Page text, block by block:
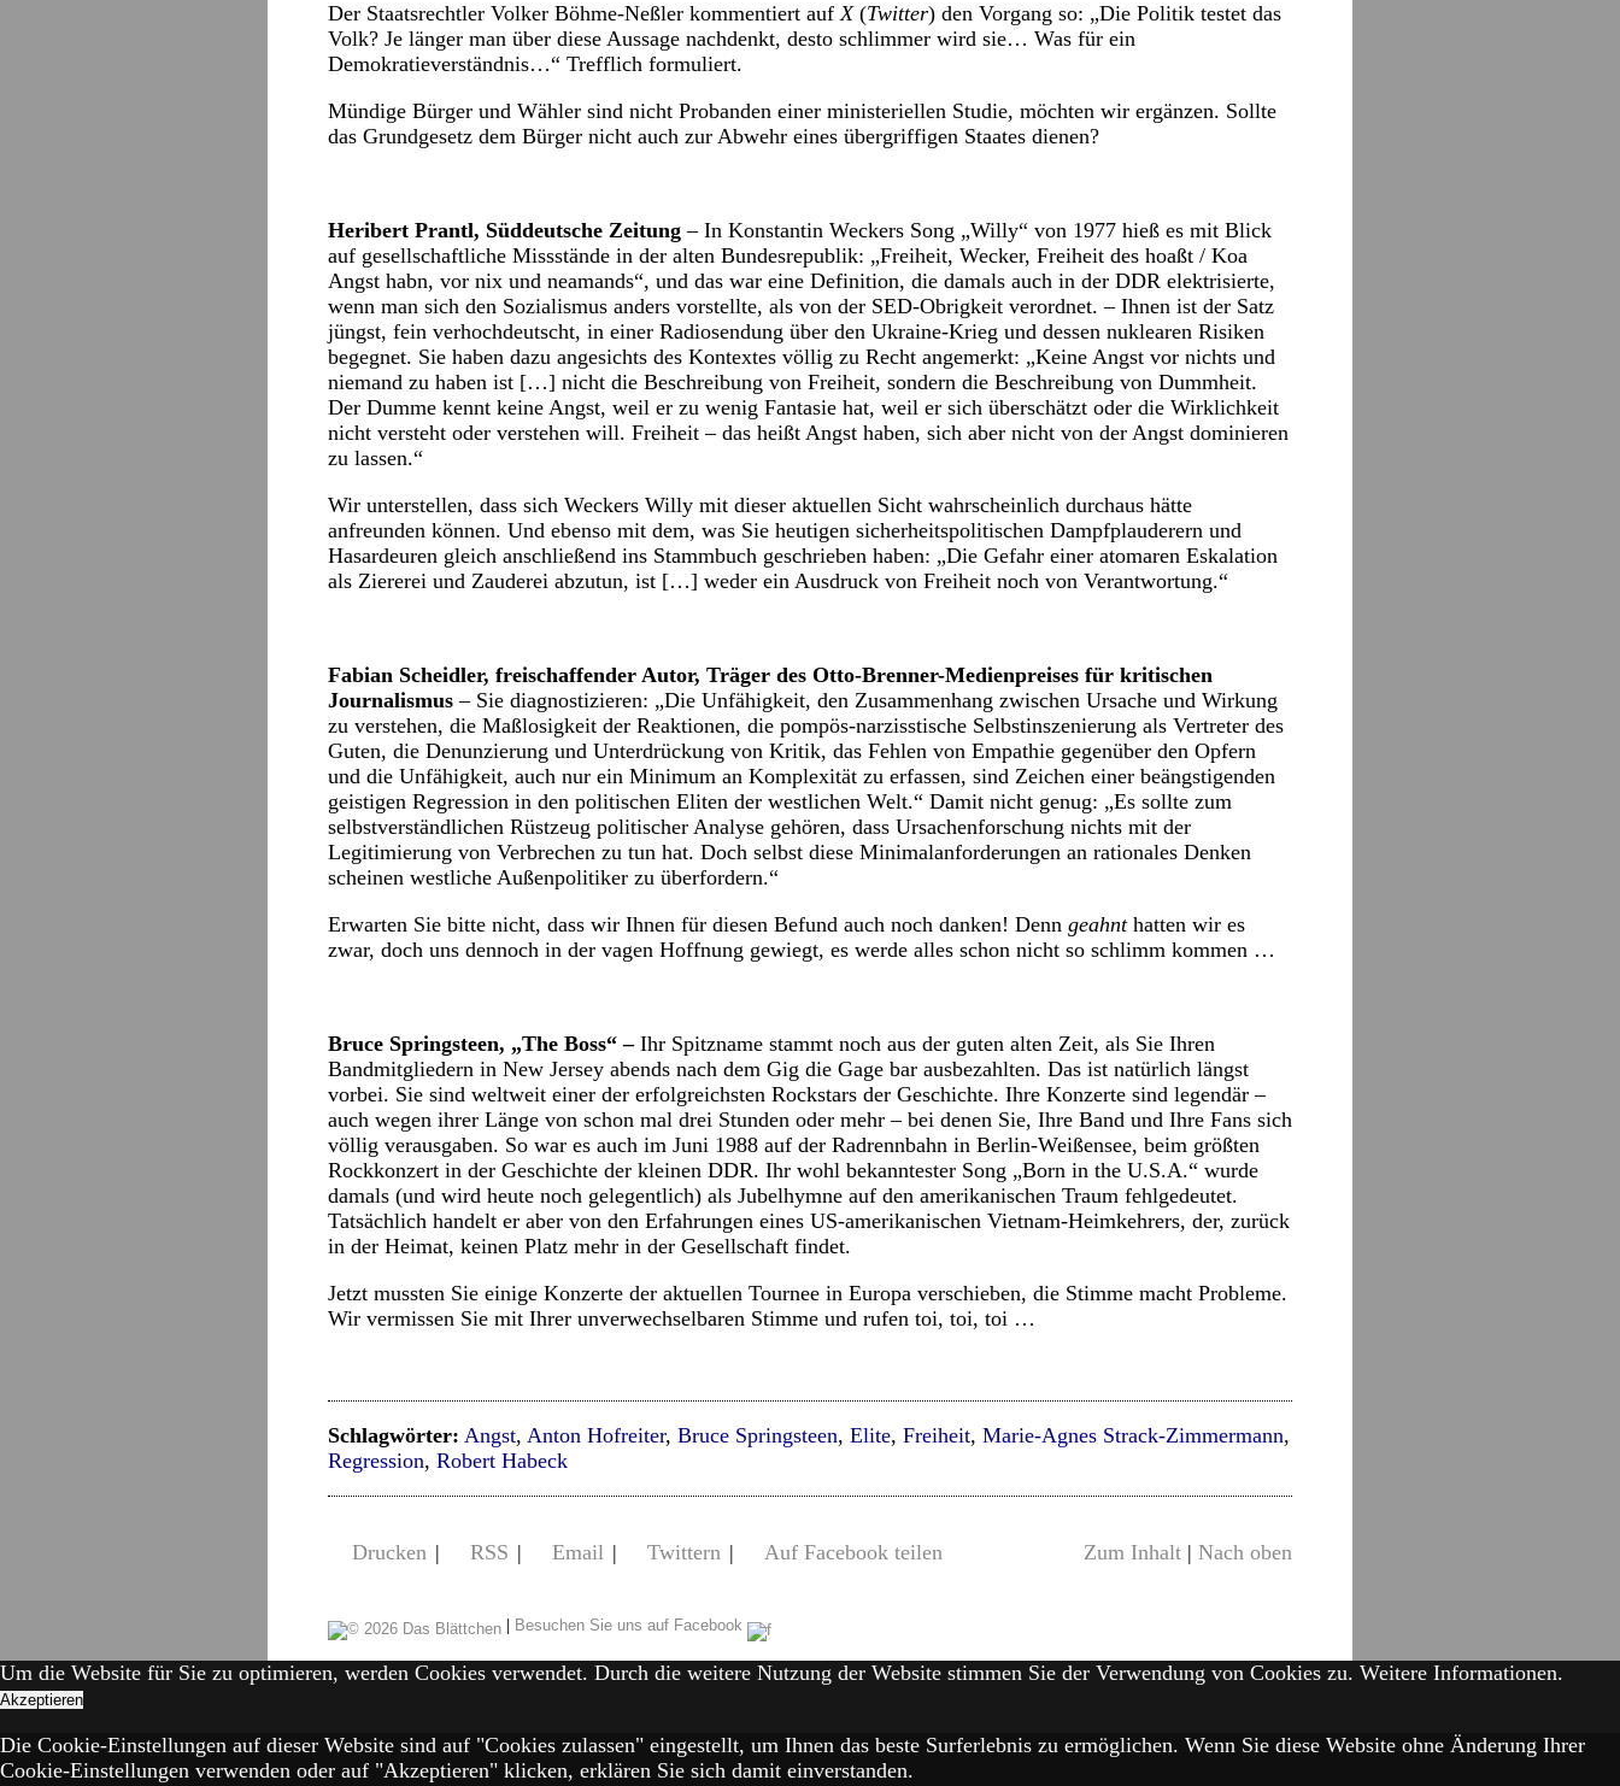
Der Staatsrechtler Volker Böhme-Neßler kommentiert aufX(Twitter) den Vorgang so: „Die Politik testet das
Volk? Je länger man über diese Aussage nachdenkt, desto schlimmer wird sie… Was für ein
Demokratieverständnis…“ Trefflich formuliert.
Mündige Bürger und Wähler sind nicht Probanden einer ministeriellen Studie, möchten wir ergänzen. Sollte
das Grundgesetz dem Bürger nicht auch zur Abwehr eines übergriffigen Staates dienen?
Heribert Prantl, Süddeutsche Zeitung – In Konstantin Weckers Song „Willy“ von 1977 hieß es mit Blick
auf gesellschaftliche Missstände in der alten Bundesrepublik: „Freiheit, Wecker, Freiheit des hoaßt / Koa
Angst habn, vor nix und neamands“, und das war eine Definition, die damals auch in der DDR elektrisierte,
wenn man sich den Sozialismus anders vorstellte, als von der SED-Obrigkeit verordnet. – Ihnen ist der Satz
jüngst, fein verhochdeutscht, in einer Radiosendung über den Ukraine-Krieg und dessen nuklearen Risiken
begegnet. Sie haben dazu angesichts des Kontextes völlig zu Recht angemerkt: „Keine Angst vor nichts und
niemand zu haben ist […] nicht die Beschreibung von Freiheit, sondern die Beschreibung von Dummheit.
Der Dumme kennt keine Angst, weil er zu wenig Fantasie hat, weil er sich überschätzt oder die Wirklichkeit
nicht versteht oder verstehen will. Freiheit – das heißt Angst haben, sich aber nicht von der Angst dominieren
zu lassen.“
Wir unterstellen, dass sich Weckers Willy mit dieser aktuellen Sicht wahrscheinlich durchaus hätte
anfreunden können. Und ebenso mit dem, was Sie heutigen sicherheitspolitischen Dampfplauderern und
Hasardeuren gleich anschließend ins Stammbuch geschrieben haben: „Die Gefahr einer atomaren Eskalation
als Ziererei und Zauderei abzutun, ist […] weder ein Ausdruck von Freiheit noch von Verantwortung.“
Fabian Scheidler, freischaffender Autor, Träger des Otto-Brenner-Medienpreises für kritischen
Journalismus – Sie diagnostizieren: „Die Unfähigkeit, den Zusammenhang zwischen Ursache und Wirkung
zu verstehen, die Maßlosigkeit der Reaktionen, die pompös-narzisstische Selbstinszenierung als Vertreter des
Guten, die Denunzierung und Unterdrückung von Kritik, das Fehlen von Empathie gegenüber den Opfern
und die Unfähigkeit, auch nur ein Minimum an Komplexität zu erfassen, sind Zeichen einer beängstigenden
geistigen Regression in den politischen Eliten der westlichen Welt.“ Damit nicht genug: „Es sollte zum
selbstverständlichen Rüstzeug politischer Analyse gehören, dass Ursachenforschung nichts mit der
Legitimierung von Verbrechen zu tun hat. Doch selbst diese Minimalanforderungen an rationales Denken
scheinen westliche Außenpolitiker zu überfordern.“
Erwarten Sie bitte nicht, dass wir Ihnen für diesen Befund auch noch danken! Denn geahnthatten wir es
zwar, doch uns dennoch in der vagen Hoffnung gewiegt, es werde alles schon nicht so schlimm kommen …
Bruce Springsteen, „The Boss“ – Ihr Spitzname stammt noch aus der guten alten Zeit, als Sie Ihren
Bandmitgliedern in New Jersey abends nach dem Gig die Gage bar ausbezahlten. Das ist natürlich längst
vorbei. Sie sind weltweit einer der erfolgreichsten Rockstars der Geschichte. Ihre Konzerte sind legendär –
auch wegen ihrer Länge von schon mal drei Stunden oder mehr – bei denen Sie, Ihre Band und Ihre Fans sich
völlig verausgaben. So war es auch im Juni 1988 auf der Radrennbahn in Berlin-Weißensee, beim größten
Rockkonzert in der Geschichte der kleinen DDR. Ihr wohl bekanntester Song „Born in the U.S.A.“ wurde
damals (und wird heute noch gelegentlich) als Jubelhymne auf den amerikanischen Traum fehlgedeutet.
Tatsächlich handelt er aber von den Erfahrungen eines US-amerikanischen Vietnam-Heimkehrers, der, zurück
in der Heimat, keinen Platz mehr in der Gesellschaft findet.
Jetzt mussten Sie einige Konzerte der aktuellen Tournee in Europa verschieben, die Stimme macht Probleme.
Wir vermissen Sie mit Ihrer unverwechselbaren Stimme und rufen toi, toi, toi …
Schlagwörter: Angst, Anton Hofreiter, Bruce Springsteen, Elite, Freiheit, Marie-Agnes Strack-Zimmermann,
Regression, Robert Habeck
Drucken | RSS | Email | Twittern | Auf Facebook teilen Zum Inhalt | Nach oben
| Besuchen Sie uns auf Facebook
Um die Website für Sie zu optimieren, werden Cookies verwendet. Durch die weitere Nutzung der Website stimmen Sie der Verwendung von Cookies zu. Weitere Informationen.
Akzeptieren
Die Cookie-Einstellungen auf dieser Website sind auf "Cookies zulassen" eingestellt, um Ihnen das beste Surferlebnis zu ermöglichen. Wenn Sie diese Website ohne Änderung Ihrer
Cookie-Einstellungen verwenden oder auf "Akzeptieren" klicken, erklären Sie sich damit einverstanden.